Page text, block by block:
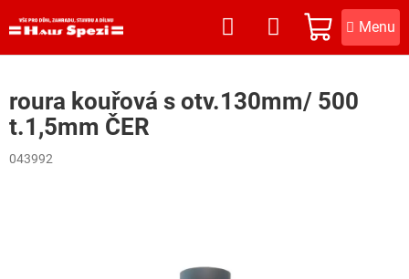
na
NÁKUPNÍ
KOŠÍK
roura kouřová s otv.130mm/ 500
t.1,5mm ČER
043992